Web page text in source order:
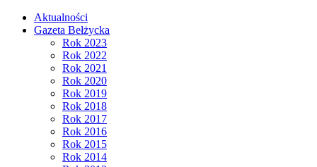
Aktualności
Gazeta Bełżycka
Rok 2023
Rok 2022
Rok 2021
Rok 2020
Rok 2019
Rok 2018
Rok 2017
Rok 2016
Rok 2015
Rok 2014